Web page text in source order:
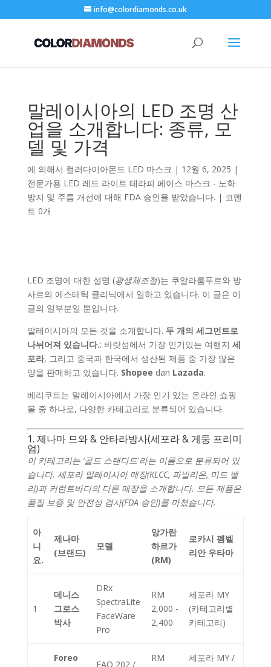
info@colordiamonds.co.uk
말레이시아의 LED 조명 산
업을 소개합니다: 종류, 모
델 및 가격
에 의해서 컬러다이아몬드 LED 마스크 | 12월 6, 2025 |
전문가용 LED 레드 라이트 테라피 페이스 마스크 - 노화
방지 및 주름 개선에 대해 FDA 승인을 받았습니다. | 코멘
트 0개
LED 조명에 대한 설명 (광생체조절)는 쿠알라룸푸르와 방
사르의 에스테틱 클리닉에서 일하고 있습니다. 이 글은 이
글의 일부분일 뿐입니다.
말레이시아의 모든 것을 소개합니다. 두 개의 세그먼트로
나뉘어져 있습니다.: 바랏섬에서 가장 인기있는 여행지 세
포라, 그리고 중국과 한국에서 생산된 제품 중 가장 많은
양을 판매하고 있습니다. Shopee dan Lazada.
베리쿠트는 말레이시아에서 가장 인기 있는 온라인 쇼핑
몰 중 하나로, 다양한 카테고리로 분류되어 있습니다.
1. 제나마 므와 & 안타라방사(세포라 & 게둥 프리미
엄)
이 카테고리는 ‘골드 스탠다드'라는 이름으로 분류되어 있
습니다. 세포라 말레이시아 매장(KLCC, 파빌리온, 미드 밸
리)과 커런트바디의 다른 매장을 소개합니다. 모든 제품은
품질 보증 및 안전성 검사(FDA 승인)를 마쳤습니다.
아
니
요.
제나마
(브랜드)
모델
앙가란
하르가
(RM)
로카시 펨벨
리안 우타마
1
데니스
그로스
박사
DRx
SpectraLite
FaceWare
Pro
RM
2,000 -
2,400
세포라 MY
(카테고리별
카테고리)
Foreo
FAQ 202 /
RM
세포라 MY /